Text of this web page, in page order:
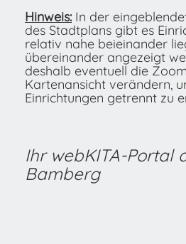
Hinweis: In der
des Stadtplans gibt es
relativ nahe beieinander
übereinander angezeigt
deshalb eventuell die
Kartenansicht verändern,
Einrichtungen getrennt zu
Ihr webKITA-Portal
Bamberg